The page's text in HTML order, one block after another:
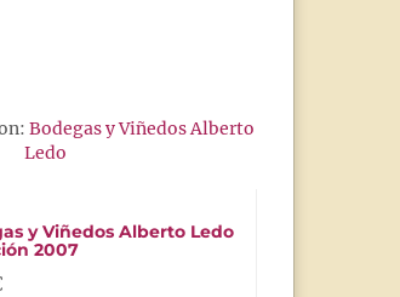
Bodegas y Viñedos Alberto
Ledo
y Viñedos Alberto Ledo
2007